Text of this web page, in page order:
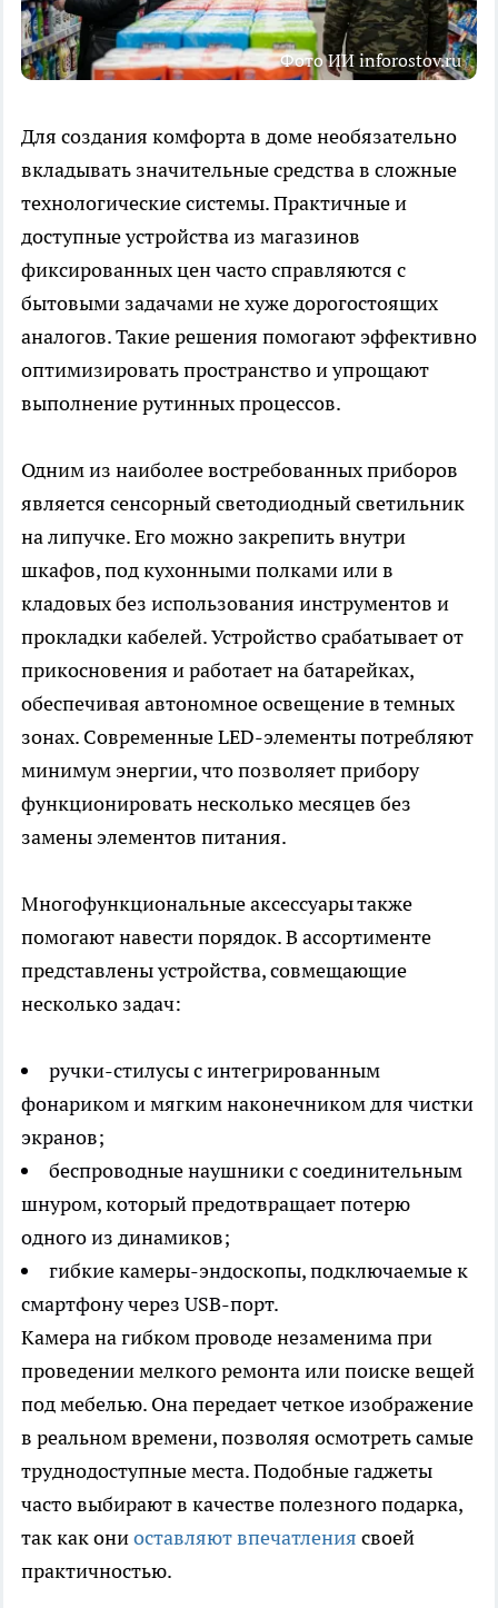
Фото ИИ inforostov.ru
Для создания комфорта в доме необязательно
вкладывать значительные средства в сложные
технологические системы. Практичные и
доступные устройства из магазинов
фиксированных цен часто справляются с
бытовыми задачами не хуже дорогостоящих
аналогов. Такие решения помогают эффективно
оптимизировать пространство и упрощают
выполнение рутинных процессов.
Одним из наиболее востребованных приборов
является сенсорный светодиодный светильник
на липучке. Его можно закрепить внутри
шкафов, под кухонными полками или в
кладовых без использования инструментов и
прокладки кабелей. Устройство срабатывает от
прикосновения и работает на батарейках,
обеспечивая автономное освещение в темных
зонах. Современные LED-элементы потребляют
минимум энергии, что позволяет прибору
функционировать несколько месяцев без
замены элементов питания.
Многофункциональные аксессуары также
помогают навести порядок. В ассортименте
представлены устройства, совмещающие
несколько задач:
ручки-стилусы с интегрированным
фонариком и мягким наконечником для чистки
экранов;
беспроводные наушники с соединительным
шнуром, который предотвращает потерю
одного из динамиков;
гибкие камеры-эндоскопы, подключаемые к
смартфону через USB-порт.
Камера на гибком проводе незаменима при
проведении мелкого ремонта или поиске вещей
под мебелью. Она передает четкое изображение
в реальном времени, позволяя осмотреть самые
труднодоступные места. Подобные гаджеты
часто выбирают в качестве полезного подарка,
так как ониоставляют впечатления своей
практичностью.